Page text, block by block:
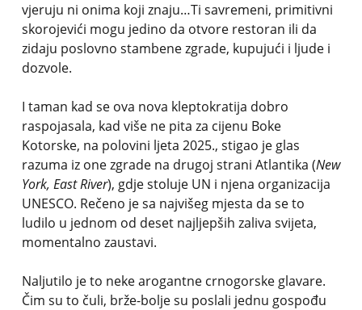
vjeruju ni onima koji znaju…Ti savremeni, primitivni
skorojevići mogu jedino da otvore restoran ili da
zidaju poslovno stambene zgrade, kupujući i ljude i
dozvole.
I taman kad se ova nova kleptokratija dobro
raspojasala, kad više ne pita za cijenu Boke
Kotorske, na polovini ljeta 2025., stigao je glas
razuma iz one zgrade na drugoj strani Atlantika (New
York, East River), gdje stoluje UN i njena organizacija
UNESCO. Rečeno je sa najvišeg mjesta da se to
ludilo u jednom od deset najljepših zaliva svijeta,
momentalno zaustavi.
Naljutilo je to neke arogantne crnogorske glavare.
Čim su to čuli, brže-bolje su poslali jednu gospođu